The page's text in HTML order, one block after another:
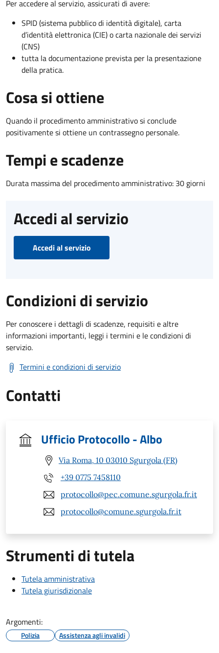
Per accedere al servizio, assicurati di avere:
SPID (sistema pubblico di identità digitale), carta
d’identità elettronica (CIE) o carta nazionale dei servizi
(CNS)
tutta la documentazione prevista per la presentazione
della pratica.
Cosa si ottiene
Quando il procedimento amministrativo si conclude
positivamente si ottiene un contrassegno personale.
Tempi e scadenze
Durata massima del procedimento amministrativo: 30 giorni
Accedi al servizio
Accedi al servizio
Condizioni di servizio
Per conoscere i dettagli di scadenze, requisiti e altre
informazioni importanti, leggi i termini e le condizioni di
servizio.
Termini e condizioni di servizio
Contatti
Ufficio Protocollo - Albo
Via Roma, 10 03010 Sgurgola (FR)
+39 0775 7458110
protocollo@pec.comune.sgurgola.fr.it
protocollo@comune.sgurgola.fr.it
Strumenti di tutela
Tutela amministrativa
Tutela giurisdizionale
Argomenti:
Polizia Assistenza agli invalidi